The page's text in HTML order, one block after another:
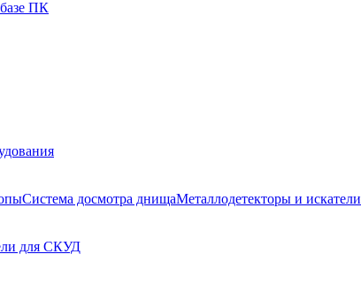
ПК
Система досмотра днищаМеталлодетекторы и искатели
для СКУД